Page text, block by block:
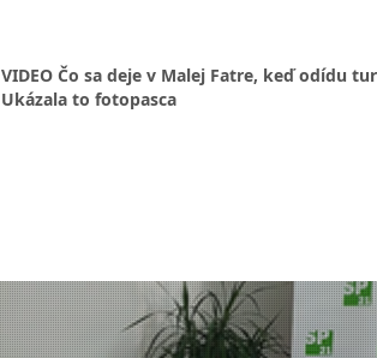
VIDEO Čo sa deje v Malej Fatre, keď odídu
Ukázala to fotopasca